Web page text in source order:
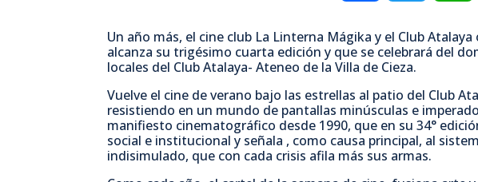
c
e
b
i
t
t
t
s
Un año más, el cine club La Linterna Mágika y el Club
alcanza su trigésimo cuarta edición y que se celebrará del
locales del Club Atalaya- Ateneo de la Villa de Cieza.
Vuelve el cine de verano bajo las estrellas al patio del Club
resistiendo en un mundo de pantallas minúsculas e
manifiesto cinematográfico desde 1990, que en su 34°
social e institucional y señala , como causa principal, al
indisimulado, que con cada crisis afila más sus armas.